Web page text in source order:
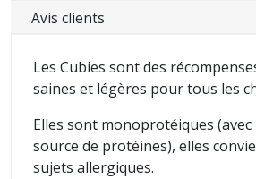
Avis clients
Les Cubies sont des
saines et légères pour tous les
Elles sont monoprotéiques (avec
source de protéines), elles
sujets allergiques.